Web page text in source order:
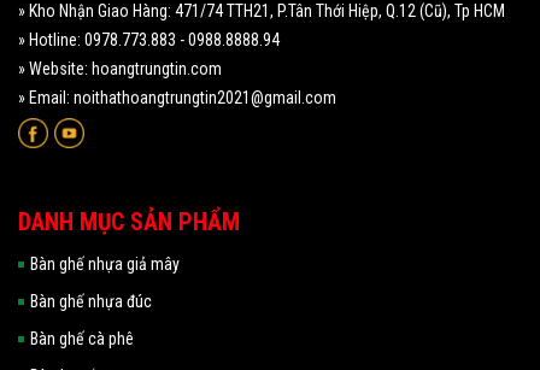
» Kho Nhận Giao Hàng: 471/74 TTH21, P.Tân Thới Hiệp, Q.12 (Cũ), Tp HCM
» Hotline: 0978.773.883 - 0988.8888.94
» Website: hoangtrungtin.com
» Email: noithathoangtrungtin2021@gmail.com
DANH MỤC SẢN PHẨM
Bàn ghế nhựa giả mây
Bàn ghế nhựa đúc
Bàn ghế cà phê